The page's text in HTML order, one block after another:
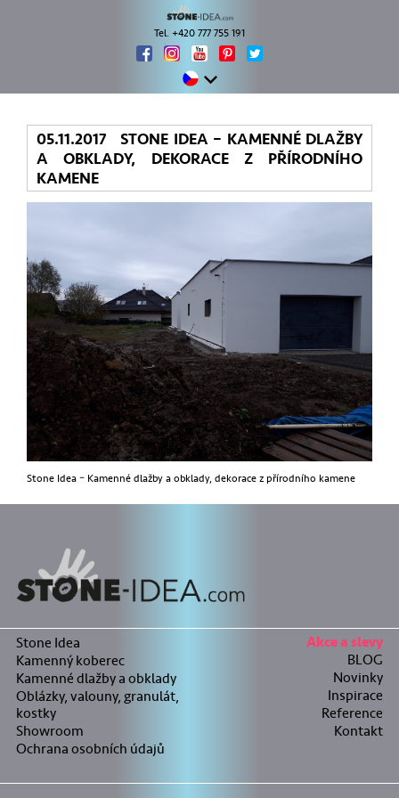
Tel. +420 777 755 191
05.11.2017 STONE IDEA – KAMENNÉ DLAŽBY
A OBKLADY, DEKORACE Z PŘÍRODNÍHO
KAMENE
Stone Idea – Kamenné dlažby a obklady, dekorace z přírodního kamene
Stone Idea
Kamenný koberec
Kamenné dlažby a obklady
Oblázky, valouny, granulát,
kostky
Showroom
Ochrana osobních údajů
Akce a slevy
BLOG
Novinky
Inspirace
Reference
Kontakt